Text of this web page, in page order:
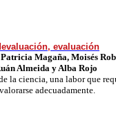
evaluación
Magaña, Moisés
Almeida y Alba Rojo
la ciencia, una labor que
adecuadamente.